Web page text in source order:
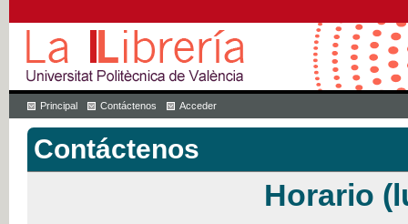
Principal Contáctenos Acceder
Contáctenos
Horario